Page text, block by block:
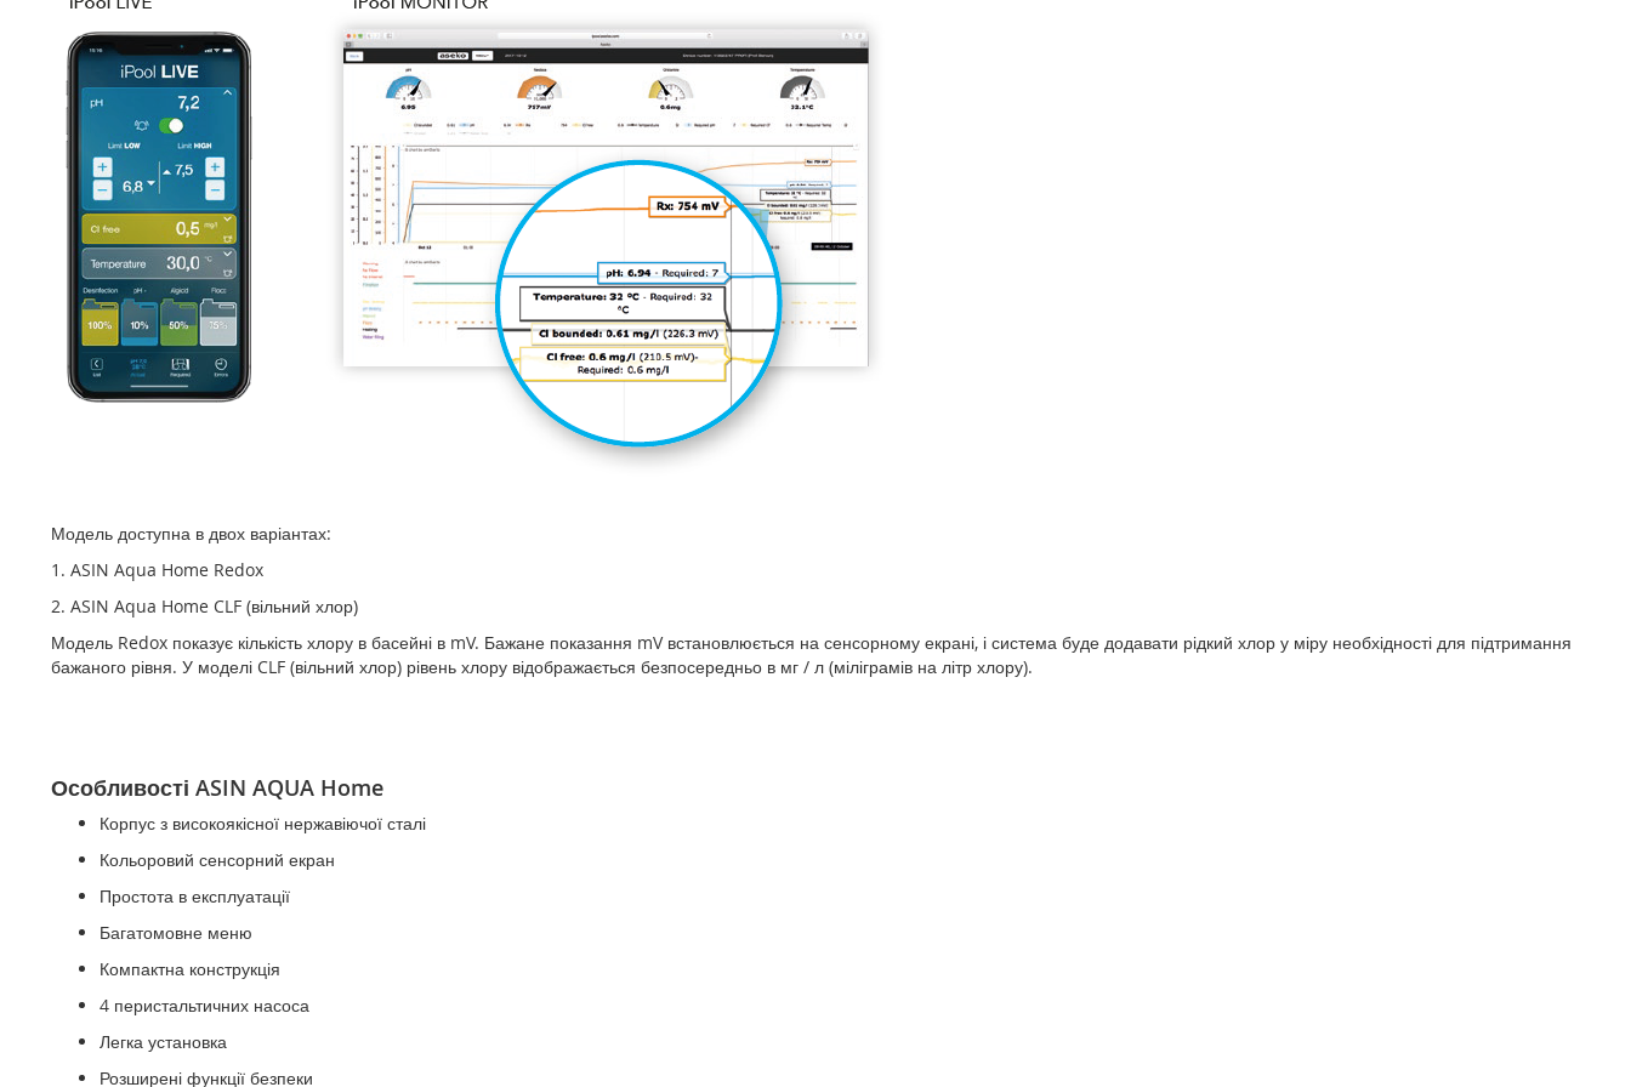
Модель доступна в двох варіантах:
1. ASIN Aqua Home Redox
2. ASIN Aqua Home CLF (вільний хлор)
Модель Redox показує кількість хлору в басейні в mV. Бажане показання mV встановлюється на сенсорному екрані, і система буде додавати рідкий хлор у міру необхідності для підтримання
бажаного рівня. У моделі CLF (вільний хлор) рівень хлору відображається безпосередньо в мг / л (міліграмів на літр хлору).
Особливості ASIN AQUA Home
Корпус з високоякісної нержавіючої сталі
Кольоровий сенсорний екран
Простота в експлуатації
Багатомовне меню
Компактна конструкція
4 перистальтичних насоса
Легка установка
Розширені функції безпеки